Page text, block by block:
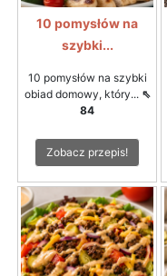
10 pomysłów na
szybki...
10 pomysłów na szybki
obiad domowy, który... ⇖
84
Zobacz przepis!